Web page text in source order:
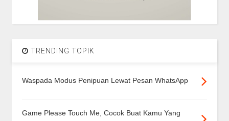
TRENDING TOPIK
Waspada Modus Penipuan Lewat Pesan WhatsApp
Game Please Touch Me, Cocok Buat Kamu Yang